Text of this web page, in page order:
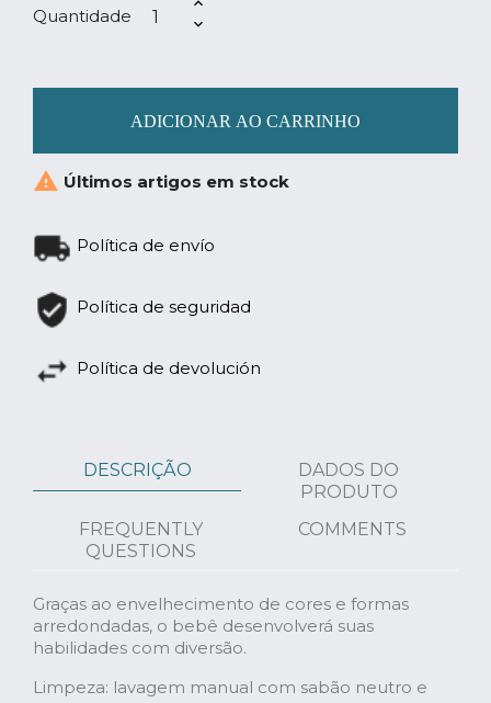
Quantidade
ADICIONAR AO CARRINHO
 Últimos artigos em stock
Política de envío
Política de seguridad
Política de devolución
DESCRIÇÃO
DADOS DO
PRODUTO
FREQUENTLY
QUESTIONS
COMMENTS
Graças ao envelhecimento de cores e formas
arredondadas, o bebê desenvolverá suas
habilidades com diversão.
Limpeza: lavagem manual com sabão neutro e